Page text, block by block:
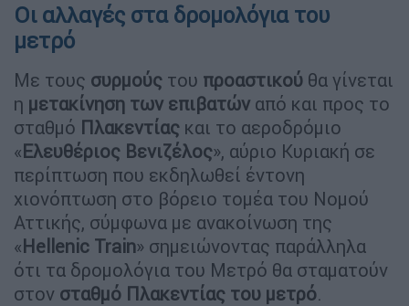
Οι αλλαγές στα δρομολόγια του
μετρό
Με τους συρμούς του προαστικού θα γίνεται
η μετακίνηση των επιβατών από και προς το
σταθμό Πλακεντίας και το αεροδρόμιο
«Ελευθέριος Βενιζέλος», αύριο Κυριακή σε
περίπτωση που εκδηλωθεί έντονη
χιονόπτωση στο βόρειο τομέα του Νομού
Αττικής, σύμφωνα με ανακοίνωση της
«Hellenic Train» σημειώνοντας παράλληλα
ότι τα δρομολόγια του Μετρό θα σταματούν
στον σταθμό Πλακεντίας του μετρό.